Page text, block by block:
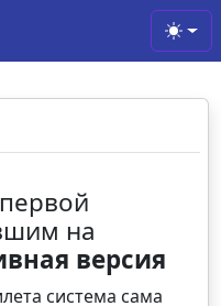
на
версия
система сама